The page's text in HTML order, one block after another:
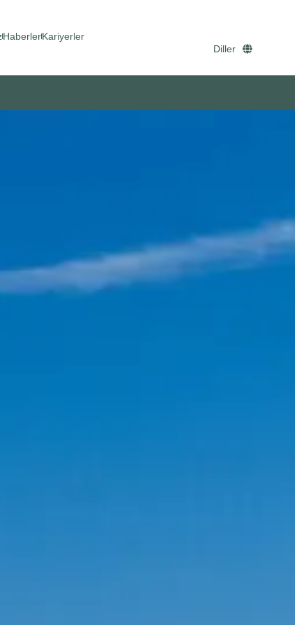
HaberlerKariyerler
Diller